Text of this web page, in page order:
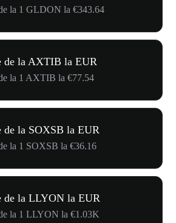
la 1 GLDON la €343.64
de la AXTIB la EUR
la 1 AXTIB la €77.54
de la SOXSB la EUR
la 1 SOXSB la €36.16
de la LLYON la EUR
la 1 LLYON la €1.03K